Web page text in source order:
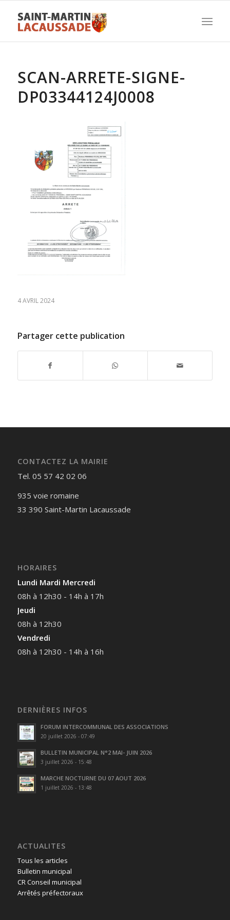
SCAN-ARRETE-SIGNE-
DP03344124J0008
4 AVRIL 2024
Partager cette publication
CONTACTEZ LA MAIRIE
Tel. 05 57 42 02 06
935 voie romaine
33 390 Saint-Martin Lacaussade
HORAIRES
Lundi Mardi Mercredi
08h à 12h30 - 14h à 17h
Jeudi
08h à 12h30
Vendredi
08h à 12h30 - 14h à 16h
DERNIÈRES INFOS
FORUM INTERCOMMUNAL DES ASSOCIATIONS
20 juillet 2026 - 07:49
BULLETIN MUNICIPAL N°2 MAI- JUIN 2026
3 juillet 2026 - 15:48
MARCHE NOCTURNE DU 07 AOUT 2026
1 juillet 2026 - 13:48
ACTUALITES
Tous les articles
Bulletin municipal
CR Conseil municipal
Arrêtés préfectoraux